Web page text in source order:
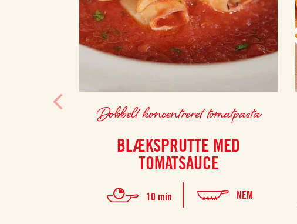
Dobbelt koncentreret tomatpasta
BLÆKSPRUTTE MED
TOMATSAUCE
10 min NEM